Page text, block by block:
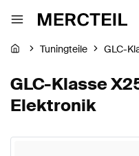
Tuningteile GLC-
GLC-Klasse
Elektronik